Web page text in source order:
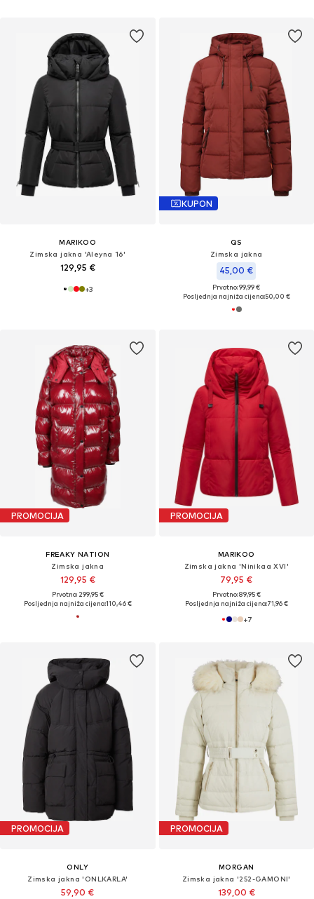
MARIKOO
Zimska jakna 'Aleyna 16'
129,95 €
+3
KUPON
QS
Zimska jakna
45,00 €
Prvotno: 99,99 €
Posljednja najniža cijena:50,00 €
PROMOCIJA
FREAKY NATION
Zimska jakna
129,95 €
Prvotno: 299,95 €
Posljednja najniža cijena:110,46 €
PROMOCIJA
MARIKOO
Zimska jakna 'Ninikaa XVI'
79,95 €
Prvotno: 89,95 €
Posljednja najniža cijena:71,96 €
+7
PROMOCIJA
ONLY
Zimska jakna 'ONLKARLA'
59,90 €
PROMOCIJA
MORGAN
Zimska jakna '252-GAMONI'
139,00 €